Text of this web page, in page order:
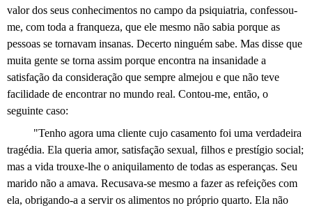
valor dos seus conhecimentos no campo da psiquiatria, confessou-
me, com toda a franqueza, que ele mesmo não sabia porque as
pessoas se tornavam insanas. Decerto ninguém sabe. Mas disse que
muita gente se torna assim porque encontra na insanidade a
satisfação da consideração que sempre almejou e que não teve
facilidade de encontrar no mundo real. Contou-me, então, o
seguinte caso:
"Tenho agora uma cliente cujo casamento foi uma verdadeira
tragédia. Ela queria amor, satisfação sexual, filhos e prestígio social;
mas a vida trouxe-lhe o aniquilamento de todas as esperanças. Seu
marido não a amava. Recusava-se mesmo a fazer as refeições com
ela, obrigando-a a servir os alimentos no próprio quarto. Ela não